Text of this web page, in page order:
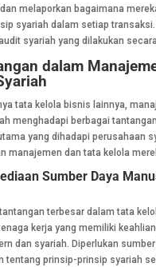
melaporkan bagaimana
syariah dalam setiap
syariah yang dilakukan
dalam
tata kelola bisnis lainnya,
menghadapi berbagai
yang dihadapi perusahaan
manajemen dan tata kelola
Sumber Daya
terbesar dalam tata
kerja yang memiliki
dan syariah. Diperlukan
tentang prinsip-prinsip syariah